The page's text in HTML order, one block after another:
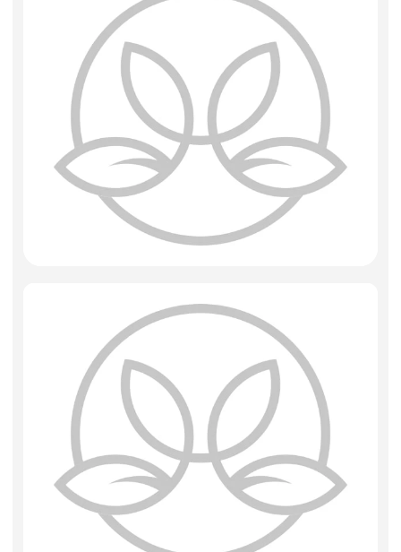
Искусственные цветы и растения
Декоративные вазы, кашпо